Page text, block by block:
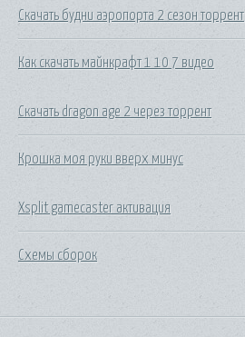
Скачать будни аэропорта 2 сезон торрент
Как скачать майнкрафт 1 10 7 видео
Скачать dragon age 2 через торрент
Крошка моя руки вверх минус
Xsplit gamecaster активация
Схемы сборок